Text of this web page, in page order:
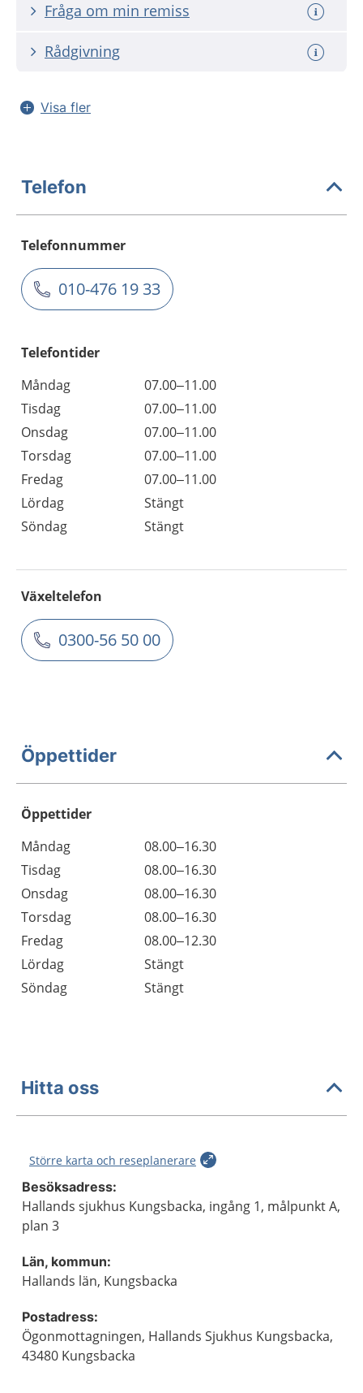
Fråga om min remiss
Rådgivning
Visa fler
Telefon
Telefonnummer
010-476 19 33
Telefontider
Måndag
07.00–11.00
Tisdag
07.00–11.00
Onsdag
07.00–11.00
Torsdag
07.00–11.00
Fredag
07.00–11.00
Lördag
Stängt
Söndag
Stängt
Växeltelefon
0300-56 50 00
Öppettider
Öppettider
Dag
Öppettider
Kommentarer
Måndag
08.00–16.30
Tisdag
08.00–16.30
Onsdag
08.00–16.30
Torsdag
08.00–16.30
Fredag
08.00–12.30
Lördag
Stängt
Söndag
Stängt
Hitta oss
Större karta och reseplanerare
Besöksadress:
Hallands sjukhus Kungsbacka, ingång 1, målpunkt A,
plan 3
Län, kommun:
Hallands län, Kungsbacka
Postadress:
Ögonmottagningen, Hallands Sjukhus Kungsbacka,
43480 Kungsbacka